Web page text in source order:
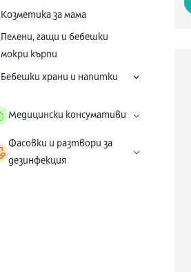
Козметика за мама
Пелени, гащи и бебешки
мокри кърпи
Бебешки храни и напитки
Медицински консумативи
Фасовки и разтвори за
дезинфекция